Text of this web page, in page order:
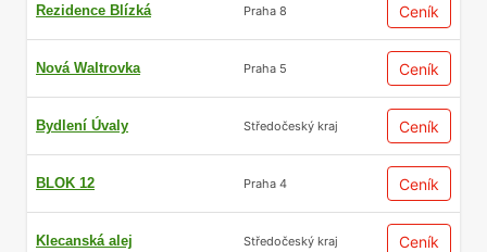
Rezidence Blízká Praha 8 Ceník
Nová Waltrovka Praha 5 Ceník
Bydlení Úvaly Středočeský kraj Ceník
BLOK 12 Praha 4 Ceník
Klecanská alej Středočeský kraj Ceník